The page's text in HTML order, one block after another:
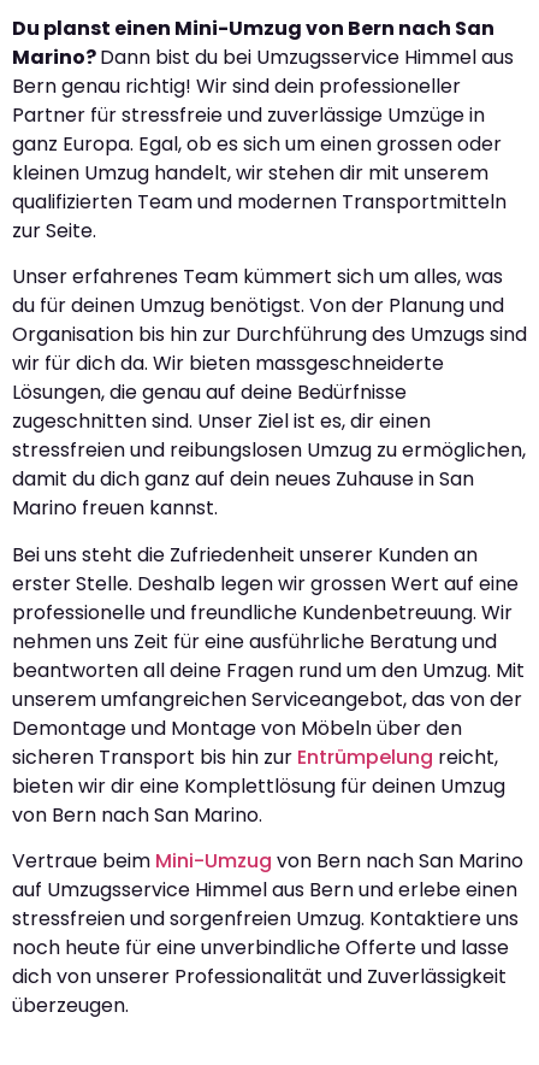
Du planst einen Mini-Umzug von Bern nach San
Marino?Dann bist du bei Umzugsservice Himmel aus
Bern genau richtig! Wir sind dein professioneller
Partner für stressfreie und zuverlässige Umzüge in
ganz Europa. Egal, ob es sich um einen grossen oder
kleinen Umzug handelt, wir stehen dir mit unserem
qualifizierten Team und modernen Transportmitteln
zur Seite.
Unser erfahrenes Team kümmert sich um alles, was
du für deinen Umzug benötigst. Von der Planung und
Organisation bis hin zur Durchführung des Umzugs sind
wir für dich da. Wir bieten massgeschneiderte
Lösungen, die genau auf deine Bedürfnisse
zugeschnitten sind. Unser Ziel ist es, dir einen
stressfreien und reibungslosen Umzug zu ermöglichen,
damit du dich ganz auf dein neues Zuhause in San
Marino freuen kannst.
Bei uns steht die Zufriedenheit unserer Kunden an
erster Stelle. Deshalb legen wir grossen Wert auf eine
professionelle und freundliche Kundenbetreuung. Wir
nehmen uns Zeit für eine ausführliche Beratung und
beantworten all deine Fragen rund um den Umzug. Mit
unserem umfangreichen Serviceangebot, das von der
Demontage und Montage von Möbeln über den
sicheren Transport bis hin zur Entrümpelung reicht,
bieten wir dir eine Komplettlösung für deinen Umzug
von Bern nach San Marino.
Vertraue beim Mini-Umzug von Bern nach San Marino
auf Umzugsservice Himmel aus Bern und erlebe einen
stressfreien und sorgenfreien Umzug. Kontaktiere uns
noch heute für eine unverbindliche Offerte und lasse
dich von unserer Professionalität und Zuverlässigkeit
überzeugen.